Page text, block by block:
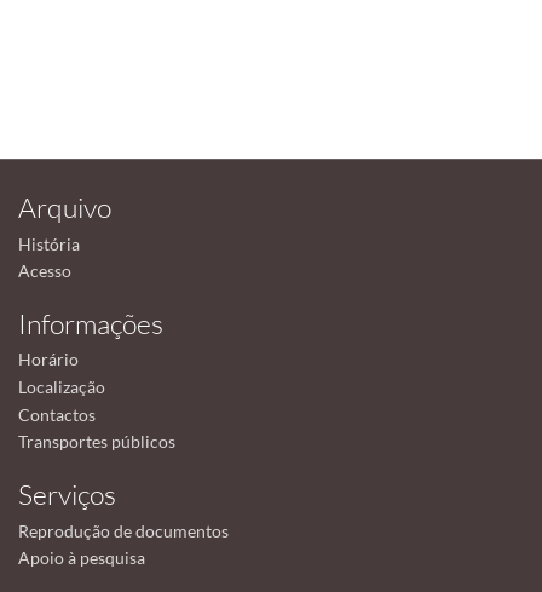
Arquivo
História
Acesso
Informações
Horário
Localização
Contactos
Transportes públicos
Serviços
Reprodução de documentos
Apoio à pesquisa